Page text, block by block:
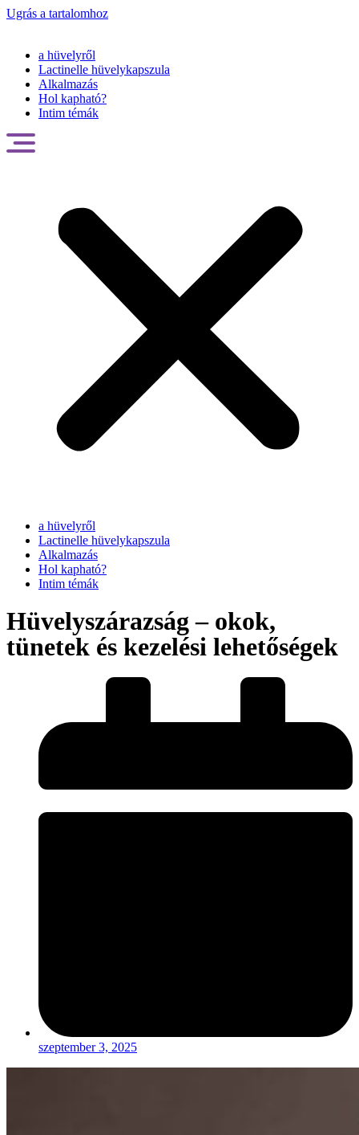
Ugrás a tartalomhoz
a hüvelyről
Lactinelle hüvelykapszula
Alkalmazás
Hol kapható?
Intim témák
a hüvelyről
Lactinelle hüvelykapszula
Alkalmazás
Hol kapható?
Intim témák
Hüvelyszárazság – okok,
tünetek és kezelési lehetőségek
szeptember 3, 2025